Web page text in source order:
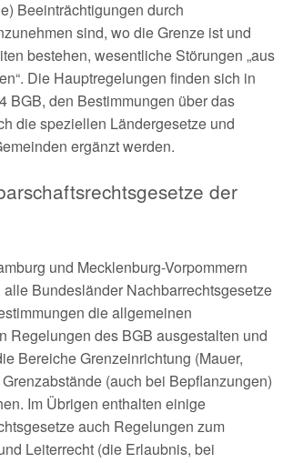
Beeinträchtigungen durch
sind, wo die Grenze ist und
bestehen, wesentliche Störungen „aus
Die Hauptregelungen finden sich in
BGB, den Bestimmungen über das
die speziellen Ländergesetze und
ergänzt werden.
der
und Mecklenburg-Vorpommern
Bundesländer Nachbarrechtsgesetze
die allgemeinen
Regelungen des BGB ausgestalten und
Bereiche Grenzeinrichtung (Mauer,
(auch bei Bepflanzungen)
Im Übrigen enthalten einige
auch Regelungen zum
Leiterrecht (die Erlaubnis, bei